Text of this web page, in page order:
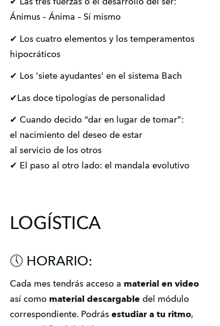
✔ Las tres fuerzas o el desarrollo del ser:
Ánimus – Ánima – Sí mismo
✔ Los cuatro elementos y los temperamentos
hipocráticos
✔ Los 'siete ayudantes' en el sistema Bach
✔Las doce tipologías de personalidad
✔ Cuando decido “dar en lugar de tomar”:
el nacimiento del deseo de estar
al servicio de los otros
✔ El paso al otro lado: el mandala evolutivo
LOGÍSTICA
🕔 HORARIO:
Cada mes tendrás acceso a material en video
así como material descargable del módulo
correspondiente. Podrás estudiar a tu ritmo,